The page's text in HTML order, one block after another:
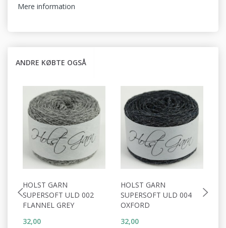
Mere information
ANDRE KØBTE OGSÅ
HOLST GARN
SUPERSOFT ULD 002
FLANNEL GREY
32,00
HOLST GARN
SUPERSOFT ULD 004
OXFORD
32,00